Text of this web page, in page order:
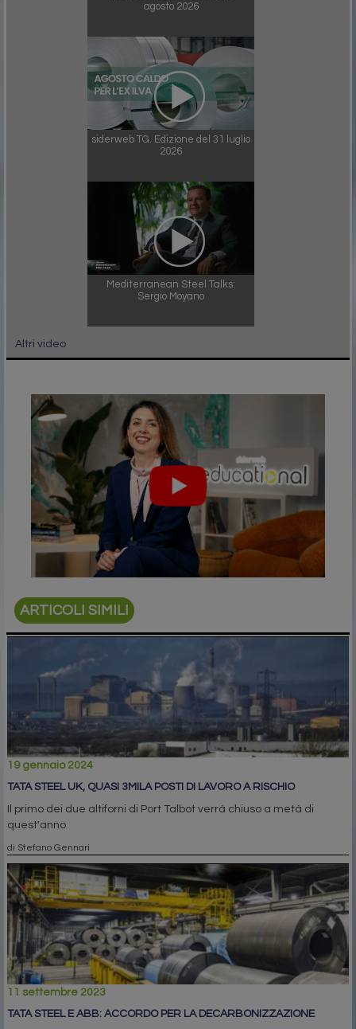
agosto 2026
siderweb TG. Edizione del 31 luglio
2026
Mediterranean Steel Talks:
Sergio Moyano
Altri video
ARTICOLI SIMILI
19 gennaio 2024
TATA STEEL UK, QUASI 3MILA POSTI DI LAVORO A RISCHIO
Il primo dei due altiforni di Port Talbot verrà chiuso a metà di
quest'anno
di Stefano Gennari
11 settembre 2023
TATA STEEL E ABB: ACCORDO PER LA DECARBONIZZAZIONE